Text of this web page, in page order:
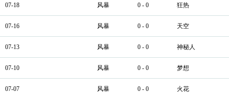
07-18 风暴 0 - 0 狂热
07-16 风暴 0 - 0 天空
07-13 风暴 0 - 0 神秘人
07-10 风暴 0 - 0 梦想
07-07 风暴 0 - 0 火花